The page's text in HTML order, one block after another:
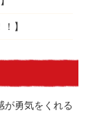
】
が勇気をくれる